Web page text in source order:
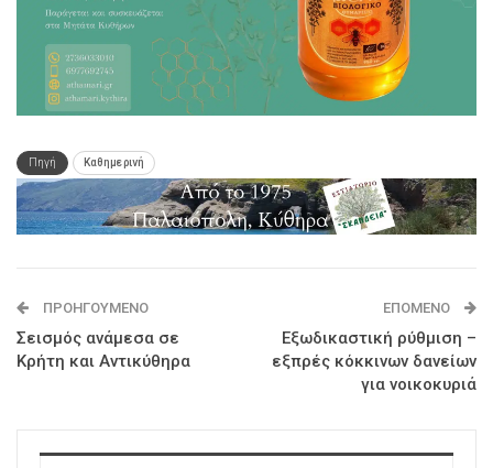
Πηγή Καθημερινή
ΠΡΟΗΓΟΎΜΕΝΟ
Σεισμός ανάμεσα σε
Κρήτη και Αντικύθηρα
ΕΠΌΜΕΝΟ
Εξωδικαστική ρύθμιση –
εξπρές κόκκινων δανείων
για νοικοκυριά